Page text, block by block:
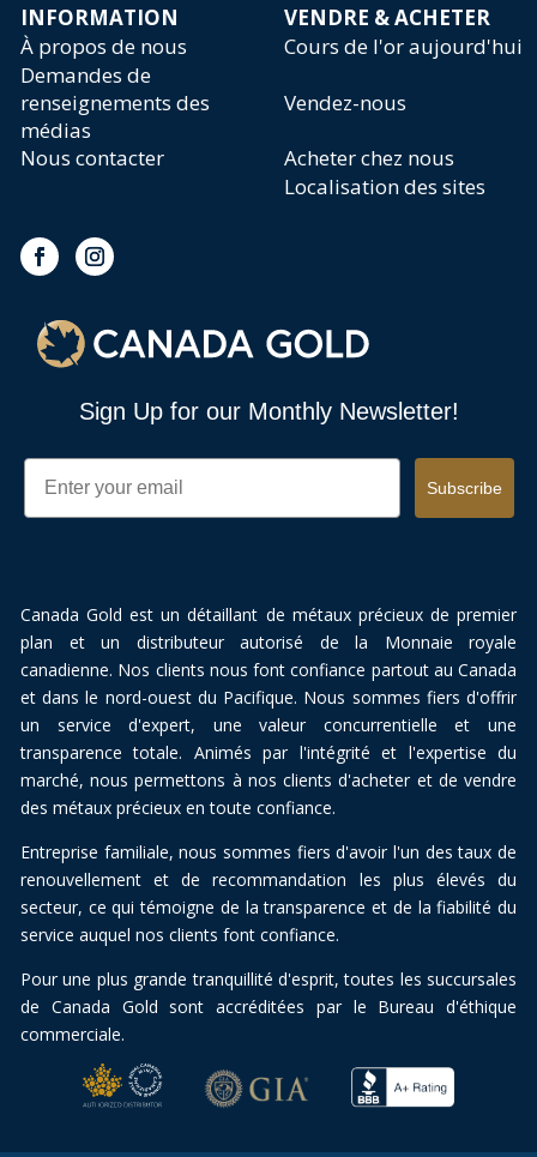
INFORMATION
VENDRE & ACHETER
À propos de nous
Cours de l'or aujourd'hui
Demandes de
renseignements des
médias
Vendez-nous
Nous contacter
Acheter chez nous
Localisation des sites
Sign Up for our Monthly Newsletter!
Email
Subscribe
Canada Gold est un détaillant de métaux précieux de premier
plan et un distributeur autorisé de la Monnaie royale
canadienne. Nos clients nous font confiance partout au Canada
et dans le nord-ouest du Pacifique. Nous sommes fiers d'offrir
un service d'expert, une valeur concurrentielle et une
transparence totale. Animés par l'intégrité et l'expertise du
marché, nous permettons à nos clients d'acheter et de vendre
des métaux précieux en toute confiance.
Entreprise familiale, nous sommes fiers d'avoir l'un des taux de
renouvellement et de recommandation les plus élevés du
secteur, ce qui témoigne de la transparence et de la fiabilité du
service auquel nos clients font confiance.
Pour une plus grande tranquillité d'esprit, toutes les succursales
de Canada Gold sont accréditées par le Bureau d'éthique
commerciale.